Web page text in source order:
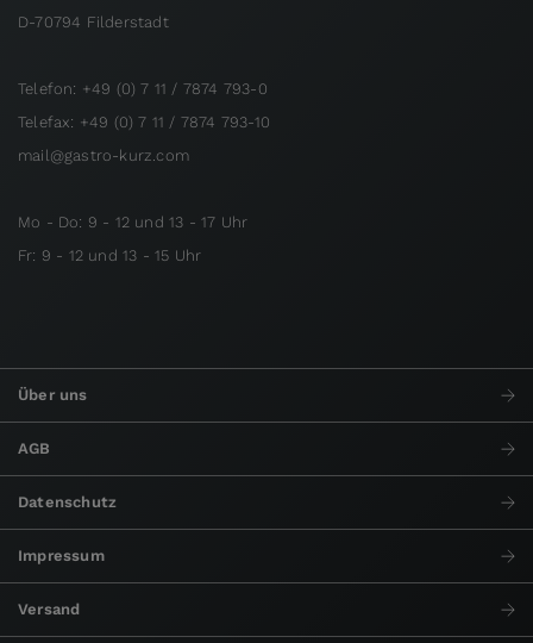
D-70794 Filderstadt
Telefon: +49 (0) 7 11 / 7874 793-0
Telefax: +49 (0) 7 11 / 7874 793-10
mail@gastro-kurz.com
Mo - Do: 9 - 12 und 13 - 17 Uhr
Fr: 9 - 12 und 13 - 15 Uhr
Über uns
AGB
Datenschutz
Impressum
Versand